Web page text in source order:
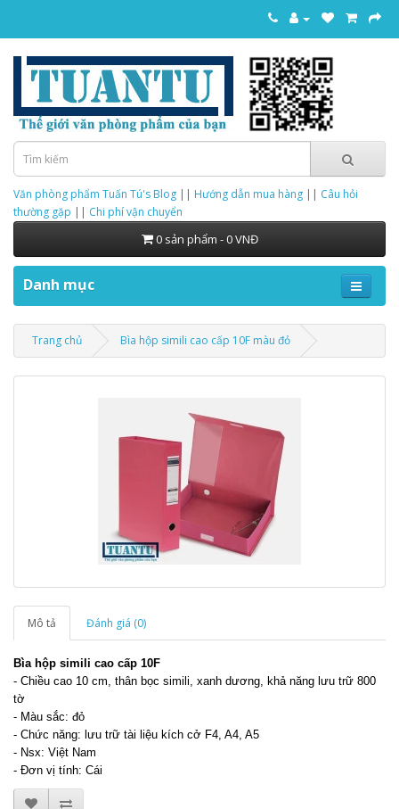
Văn phòng phẩm Tuấn Tú's Blog || Hướng dẫn mua hàng || Câu hỏi
thường gặp || Chi phí vận chuyển
0 sản phẩm - 0 VNĐ
Danh mục
Trang chủ Bìa hộp simili cao cấp 10F màu đỏ
Mô tả Đánh giá (0)
Bìa hộp simili cao cấp 10F
- Chiều cao 10 cm, thân bọc simili, xanh dương, khả năng lưu trữ 800
tờ
- Màu sắc: đỏ
- Chức năng: lưu trữ tài liệu kích cở F4, A4, A5
- Nsx: Việt Nam
- Đơn vị tính: Cái